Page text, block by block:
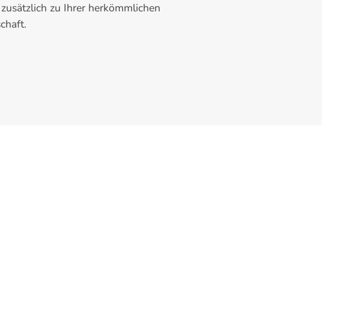
zu Ihrer herkömmlichen